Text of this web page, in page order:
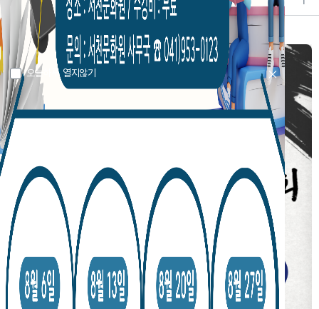
오늘하루 열지않기
오늘하루 열지않기
오늘하루 열지않기
오늘하루 열지않기